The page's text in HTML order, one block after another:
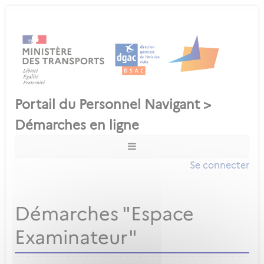
Se connecter
Démarches "Espace
Examinateur"